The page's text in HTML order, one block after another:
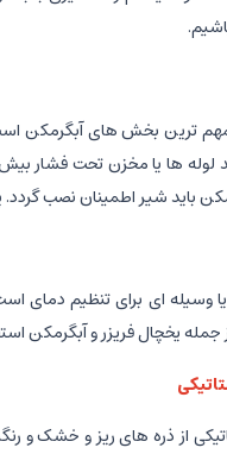
ترین بخش های آبگرمکن
لوله ها یا مخزن تحت فشار بیش
باید شیر اطمینان نصب گردد.
ای برای تنظیم دمای است
یخچال فریزر و آبگرمکن
از ذره های ریز و خشک